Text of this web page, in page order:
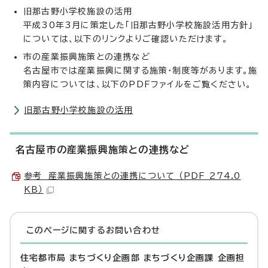
旧那古野小学校施設の活用
平成30年3月に策定した「旧那古野小学校施設活用方針」
については、以下のリンクよりご確認いただけます。
市の産業振興施策との連携など
名古屋市では産業振興に関する施策・制度等があります。施
策内容については、以下のPDFファイルをご覧ください。
旧那古野小学校施設の活用
名古屋市の産業振興施策との連携など
参考 産業振興施策との連携について （PDF 274.0
KB）
このページに関する お問い合わせ
住宅都市局 まちづくり企画部 まちづくり企画課 企画担